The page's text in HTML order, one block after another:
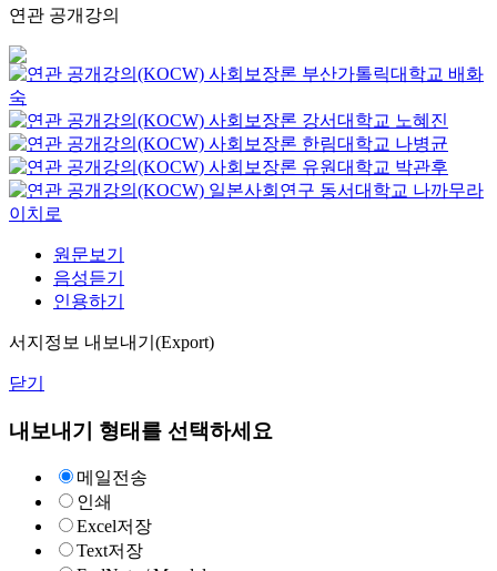
연관 공개강의
사회보장론 부산가톨릭대학교 배화
숙
사회보장론 강서대학교 노혜진
사회보장론 한림대학교 나병균
사회보장론 유원대학교 박관후
일본사회연구 동서대학교 나까무라
이치로
원문보기
음성듣기
인용하기
서지정보 내보내기(Export)
닫기
내보내기 형태를 선택하세요
메일전송
인쇄
Excel저장
Text저장